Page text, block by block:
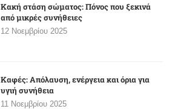
Κακή στάση σώματος: Πόνος που ξεκινά
από μικρές συνήθειες
12 Νοεμβρίου 2025
Καφές: Απόλαυση, ενέργεια και όρια για
υγιή συνήθεια
11 Νοεμβρίου 2025